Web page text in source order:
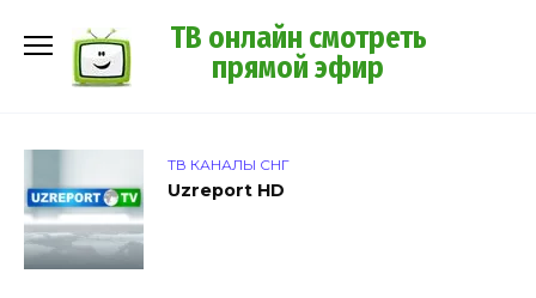
содержанию
ТВ онлайн смотреть
прямой эфир
ТВ КАНАЛЫ СНГ
Uzreport HD